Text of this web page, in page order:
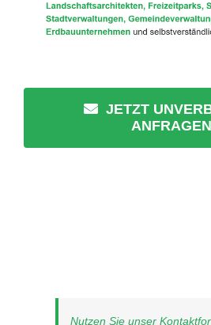
JETZT
Nutzen Sie unser